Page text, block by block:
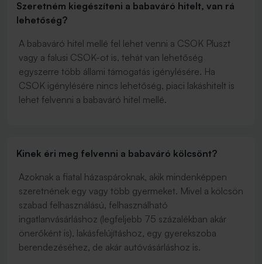
Szeretném kiegészíteni a babaváró hitelt, van rá
lehetőség?
A babaváró hitel mellé fel lehet venni a CSOK Pluszt
vagy a falusi CSOK-ot is, tehát van lehetőség
egyszerre több állami támogatás igénylésére. Ha
CSOK igénylésére nincs lehetőség, piaci lakáshitelt is
lehet felvenni a babaváró hitel mellé.
Kinek éri meg felvenni a babaváró kölcsönt?
Azoknak a fiatal házaspároknak, akik mindenképpen
szeretnének egy vagy több gyermeket. Mivel a kölcsön
szabad felhasználású, felhasználható
ingatlanvásárláshoz (legfeljebb 75 százalékban akár
önerőként is), lakásfelújításhoz, egy gyerekszoba
berendezéséhez, de akár autóvásárláshoz is.